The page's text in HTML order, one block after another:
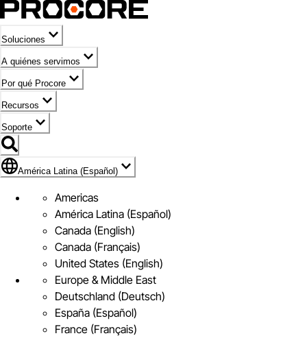
Soluciones
A quiénes servimos
Por qué Procore
Recursos
Soporte
Bandera de América Latina (Español)
América Latina (Español)
Americas
América Latina (Español)
Canada (English)
Canada (Français)
United States (English)
Europe & Middle East
Deutschland (Deutsch)
España (Español)
France (Français)